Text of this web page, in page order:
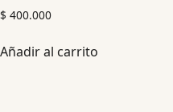
$ 400.000
Añadir al carrito